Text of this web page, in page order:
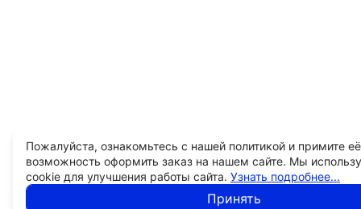
Пожалуйста, ознакомьтесь с нашей политикой и примите
возможность оформить заказ на нашем сайте. Мы
cookie для улучшения работы сайта. Узнать подробнее...
Принять